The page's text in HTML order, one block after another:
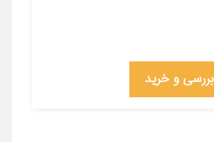
بررسی و خرید